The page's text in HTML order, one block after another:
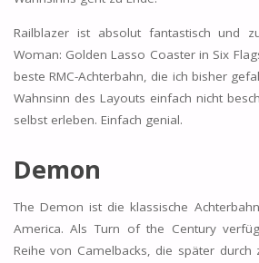
Railblazer ist absolut fantastisch und
Woman: Golden Lasso Coaster in Six
beste RMC-Achterbahn, die ich bisher
Wahnsinn des Layouts einfach nicht
selbst erleben. Einfach genial.
Demon
The Demon ist die klassische
America. Als Turn of the Century
Reihe von Camelbacks, die später durch